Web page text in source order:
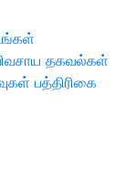
தகவல்கள்
பத்திரிகை